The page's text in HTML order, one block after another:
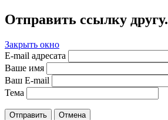
Отправить ссылку другу.
Закрыть окно
E-mail адресата
Ваше имя
Ваш E-mail
Тема
Отправить Отмена